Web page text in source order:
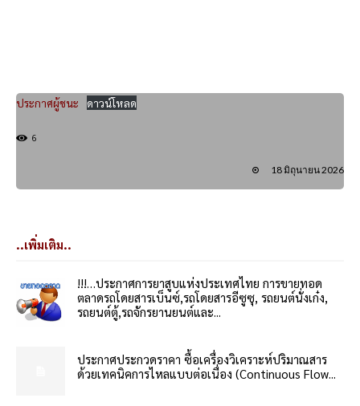
ประกาศผู้ชนะ ดาวน์โหลด
6
18 มิถุนายน 2026
..เพิ่มเติม..
!!!…ประกาศการยาสูบแห่งประเทศไทย การขายทอด
ตลาดรถโดยสารเบ็นซ์,รถโดยสารอีซูซุ, รถยนต์นั่งเก๋ง,
รถยนต์ตู้,รถจักรยานยนต์และ...
ประกาศประกวดราคา ซื้อเครื่องวิเคราะห์ปริมาณสาร
ด้วยเทคนิคการไหลแบบต่อเนื่อง (Continuous Flow...